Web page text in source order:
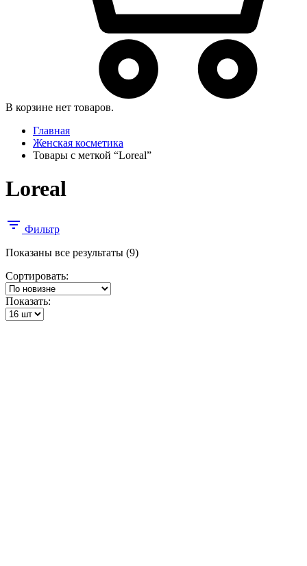
В корзине нет товаров.
Главная
Женская косметика
Товары с меткой “Loreal”
Loreal
Фильтр
Показаны все результаты (9)Сортировка:
Сортировать:
Показать: